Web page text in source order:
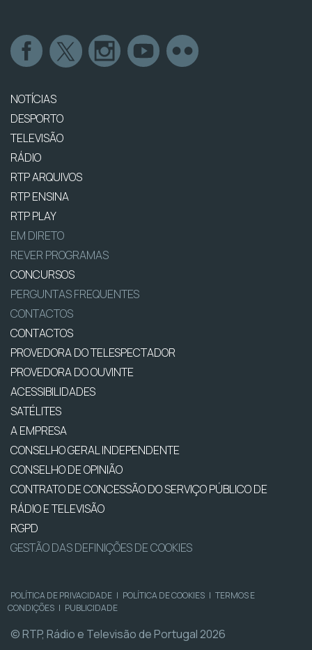
NOTÍCIAS
DESPORTO
TELEVISÃO
RÁDIO
RTP ARQUIVOS
RTP ENSINA
RTP PLAY
EM DIRETO
REVER PROGRAMAS
CONCURSOS
PERGUNTAS FREQUENTES
CONTACTOS
CONTACTOS
PROVEDORA DO TELESPECTADOR
PROVEDORA DO OUVINTE
ACESSIBILIDADES
SATÉLITES
A EMPRESA
CONSELHO GERAL INDEPENDENTE
CONSELHO DE OPINIÃO
CONTRATO DE CONCESSÃO DO SERVIÇO PÚBLICO DE
RÁDIO E TELEVISÃO
RGPD
GESTÃO DAS DEFINIÇÕES DE COOKIES
POLÍTICA DE PRIVACIDADE | POLÍTICA DE COOKIES | TERMOS E
CONDIÇÕES | PUBLICIDADE
© RTP, Rádio e Televisão de Portugal 2026